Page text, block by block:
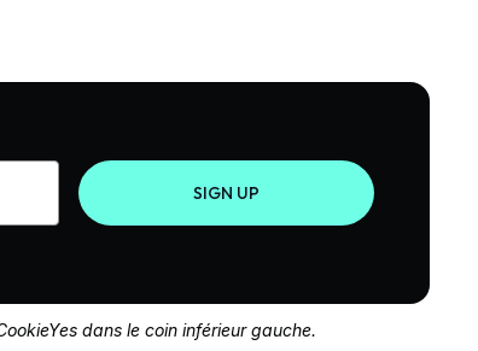
SIGN UP
dans le coin inférieur gauche.